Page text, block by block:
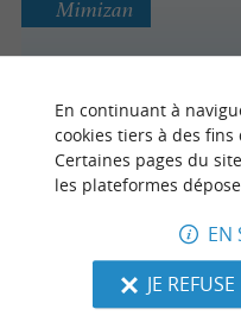
Sauvetage,
Mimizan
En continuant à
cookies tiers à des fins
Certaines pages du
les plateformes
EN
JE REFUSE